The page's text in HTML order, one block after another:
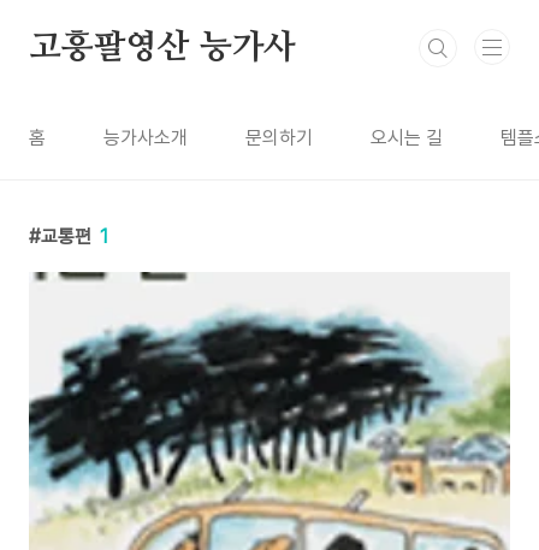
고흥팔영산 능가사
홈 능가사소개 문의하기 오시는 길 템
교통편 1